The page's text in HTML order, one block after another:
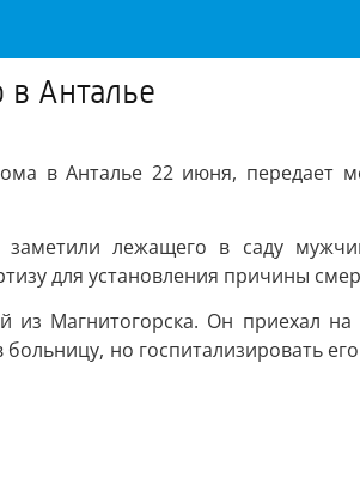
Анталье
в Анталье 22 июня, передает
лежащего в саду
для установления причины
Магнитогорска. Он приехал
но госпитализировать